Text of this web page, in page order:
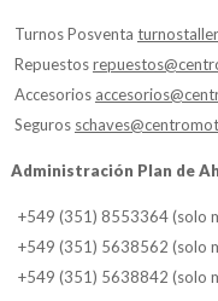
Turnos Posventa
Repuestos
Accesorios
Seguros
Administración Plan de
+549 (351) 8553364 (solo
+549 (351) 5638562 (solo
+549 (351) 5638842 (solo